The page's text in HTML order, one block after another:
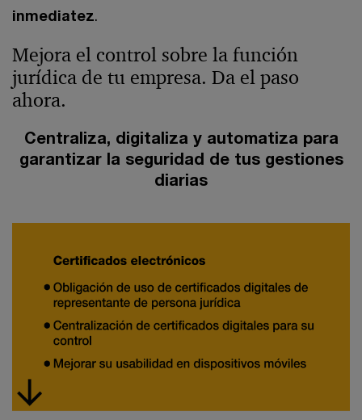
inmediatez.
Mejora el control sobre la función
jurídica de tu empresa. Da el paso
ahora.
Centraliza, digitaliza y automatiza para
garantizar la seguridad de tus gestiones
diarias